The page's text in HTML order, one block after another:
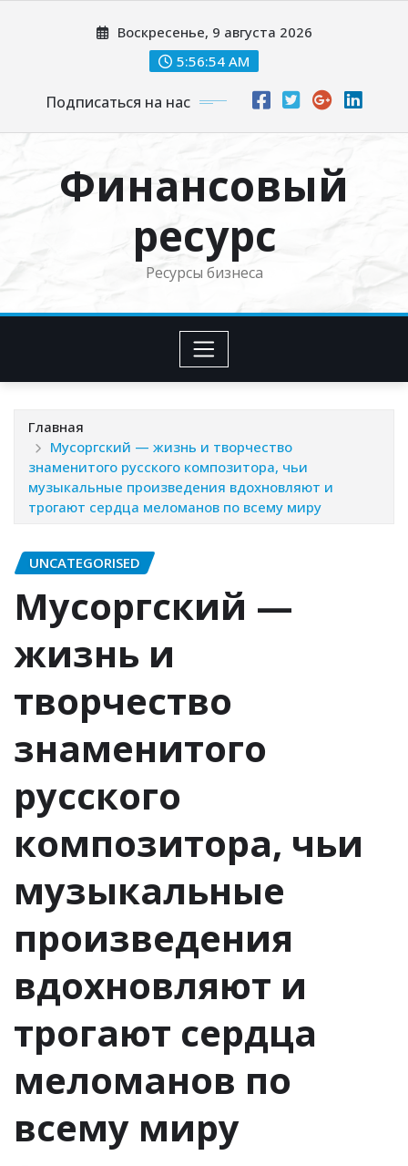
Воскресенье, 9 августа 2026
5:56:55 AM
Подписаться на нас
Финансовый
ресурс
Ресурсы бизнеса
Главная
Мусоргский — жизнь и творчество
знаменитого русского композитора, чьи
музыкальные произведения вдохновляют и
трогают сердца меломанов по всему миру
UNCATEGORISED
Мусоргский —
жизнь и
творчество
знаменитого
русского
композитора, чьи
музыкальные
произведения
вдохновляют и
трогают сердца
меломанов по
всему миру